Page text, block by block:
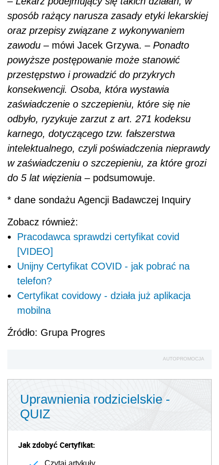
sposób rażący narusza zasady etyki lekarskiej
oraz przepisy związane z wykonywaniem
zawodu – mówi Jacek Grzywa. – Ponadto
powyższe postępowanie może stanowić
przestępstwo i prowadzić do przykrych
konsekwencji. Osoba, która wystawia
zaświadczenie o szczepieniu, które się nie
odbyło, ryzykuje zarzut z art. 271 kodeksu
karnego, dotyczącego tzw. fałszerstwa
intelektualnego, czyli poświadczenia nieprawdy
w zaświadczeniu o szczepieniu, za które grozi
do 5 lat więzienia – podsumowuje.
* dane sondażu Agencji Badawczej Inquiry
Zobacz również:
Pracodawca sprawdzi certyfikat covid
[VIDEO]
Unijny Certyfikat COVID - jak pobrać na
telefon?
Certyfikat covidowy - działa już aplikacja
mobilna
Źródło: Grupa Progres
AUTOPROMOCJA
Uprawnienia rodzicielskie -
QUIZ
Jak zdobyć Certyfikat:
Czytaj artykuły